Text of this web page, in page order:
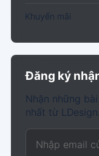
Khuyến mãi
Đăng ký
Nhận những
nhất từ LDesign.
Email của bạn